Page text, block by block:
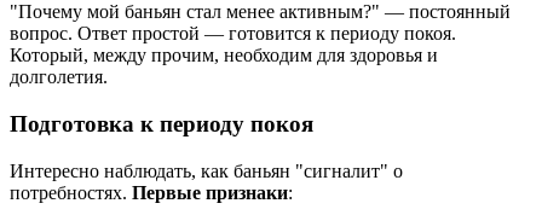
"Почему мой баньян стал менее активным?" — постоянный
вопрос. Ответ простой — готовится к периоду покоя.
Который, между прочим, необходим для здоровья и
долголетия.
Подготовка к периоду покоя
Интересно наблюдать, как баньян "сигналит" о
потребностях. Первые признаки: